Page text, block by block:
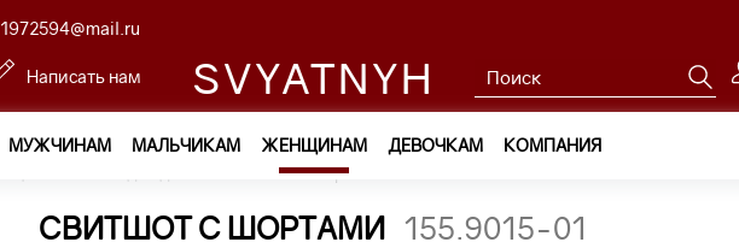
1972594@mail.ru
Написать нам SVYATNYH
МУЖЧИНАМ МАЛЬЧИКАМ ЖЕНЩИНАМ ДЕВОЧКАМ КОМПАНИЯ
Костюмы спортивные
СВИТШОТ С ШОРТАМИ 155.9015-01